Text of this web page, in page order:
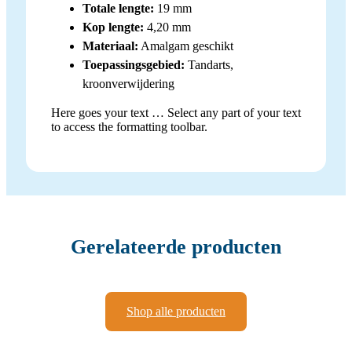
Totale lengte: 19 mm
Kop lengte: 4,20 mm
Materiaal: Amalgam geschikt
Toepassingsgebied: Tandarts,
kroonverwijdering
Here goes your text … Select any part of your text
to access the formatting toolbar.
Gerelateerde producten
Shop alle producten